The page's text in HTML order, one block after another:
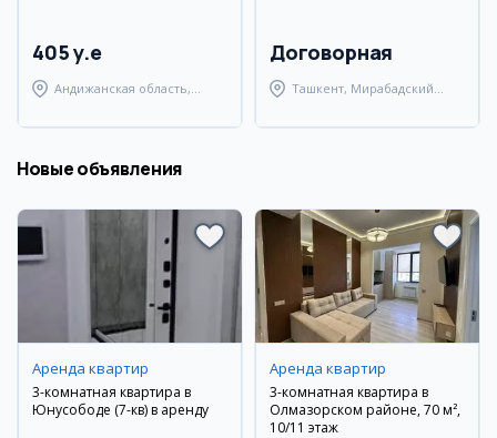
405 y.e
Андижанская область,
Договорная
Ташкент, Мирабадский
Новые объявления
Аренда квартир
3-комнатная квартира в
Юнусободе (7-кв) в аренду
Аренда квартир
3-комнатная квартира в
Олмазорском районе, 70 м²,
10/11 этаж